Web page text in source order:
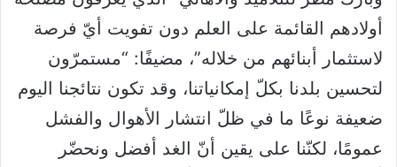
أولادهم القائمة على العلم دون تفويت أيّ فرصة
لاستثمار أبنائهم من خلاله”، مضيفًا: “مستمرّون
لتحسين بلدنا بكلّ إمكانياتنا، وقد تكون نتائجنا اليوم
ضعيفة نوعًا ما في ظلّ انتشار الأهوال والفشل
عمومًا، لكنّنا على يقين أنّ الغد أفضل ونحضّر